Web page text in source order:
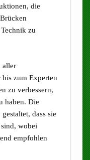
die
zu
aller
zum Experten
zu verbessern,
haben. Die
dass sie
wobei
empfohlen